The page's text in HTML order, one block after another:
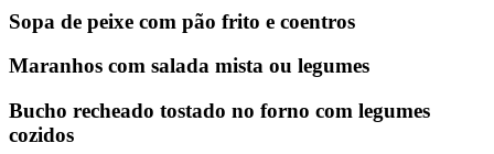
Sopa de peixe com pão frito e coentros
Maranhos com salada mista ou legumes
Bucho recheado tostado no forno com legumes
cozidos